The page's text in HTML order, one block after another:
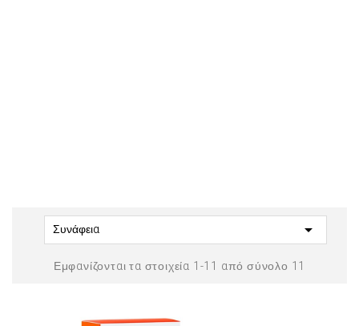
Συνάφεια 
Εμφανίζονται τα στοιχεία 1-11 από σύνολο 11